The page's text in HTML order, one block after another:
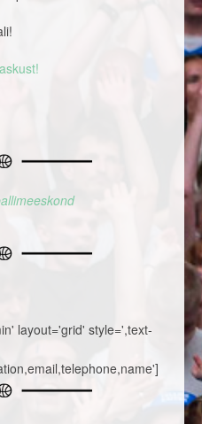
layout='grid' style=',text-